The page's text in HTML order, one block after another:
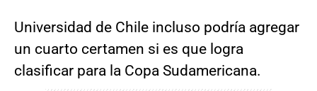
Universidad de Chile incluso podría agregar
un cuarto certamen si es que logra
clasificar para la Copa Sudamericana.